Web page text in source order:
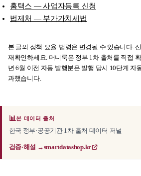
홈택스 — 사업자등록 신청
법제처 — 부가가치세법
본 글의 정책·요율·법령은 변경될 수 있습니다.
재확인하세요. 머니룩은 정부 1차 출처를 직접
년 6월 이전 자동 발행분은 발행 당시 10단계 자
과했습니다.
📊본 데이터 출처
한국 정부·공공기관 1차 출처 데이터 저널
검증·해설 →smartdatashop.kr